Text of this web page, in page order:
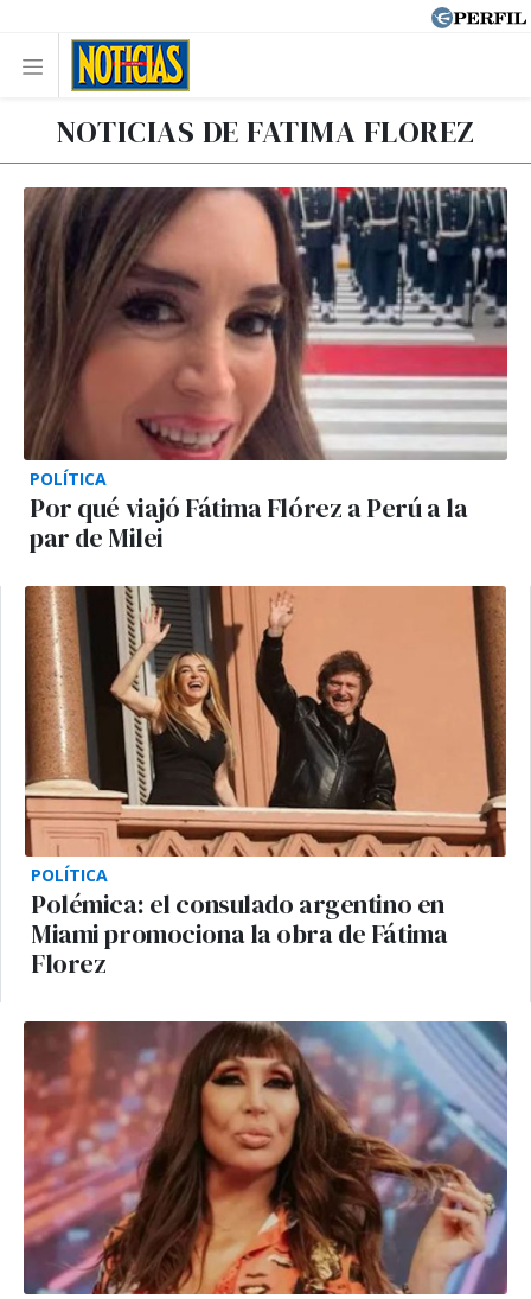
NOTICIAS DE FATIMA FLOREZ
POLÍTICA
Por qué viajó Fátima Flórez a Perú a la
par de Milei
POLÍTICA
Polémica: el consulado argentino en
Miami promociona la obra de Fátima
Florez